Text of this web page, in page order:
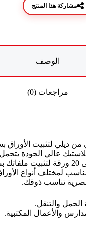
مشاركة هذا المنتج
الوصف
مراجعات (0)
ديلي لتثبيت الأوراق
عالي الجودة
تناسب ذوقك.
والتنقل.
والأعمال المكتبية.